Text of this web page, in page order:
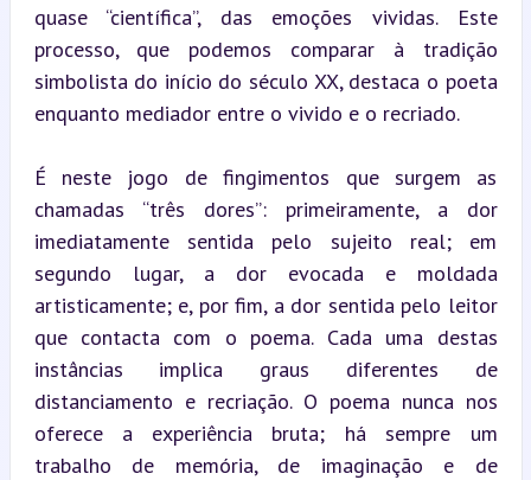
quase “científica”, das emoções vividas. Este
processo, que podemos comparar à tradição
simbolista do início do século XX, destaca o poeta
enquanto mediador entre o vivido e o recriado.
É neste jogo de fingimentos que surgem as
chamadas “três dores”: primeiramente, a dor
imediatamente sentida pelo sujeito real; em
segundo lugar, a dor evocada e moldada
artisticamente; e, por fim, a dor sentida pelo leitor
que contacta com o poema. Cada uma destas
instâncias implica graus diferentes de
distanciamento e recriação. O poema nunca nos
oferece a experiência bruta; há sempre um
trabalho de memória, de imaginação e de